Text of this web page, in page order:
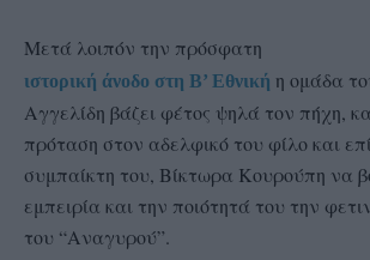
Μετά λοιπόν την πρόσφατη
ιστορική άνοδο στη B’ Εθνική η ομάδα
Αγγελίδη βάζει φέτος ψηλά τον πήχη,
πρόταση στον αδελφικό του φίλο και
συμπαίκτη του, Βίκτωρα Κουρούπη να
εμπειρία και την ποιότητά του την
του “Αναγυρού”.